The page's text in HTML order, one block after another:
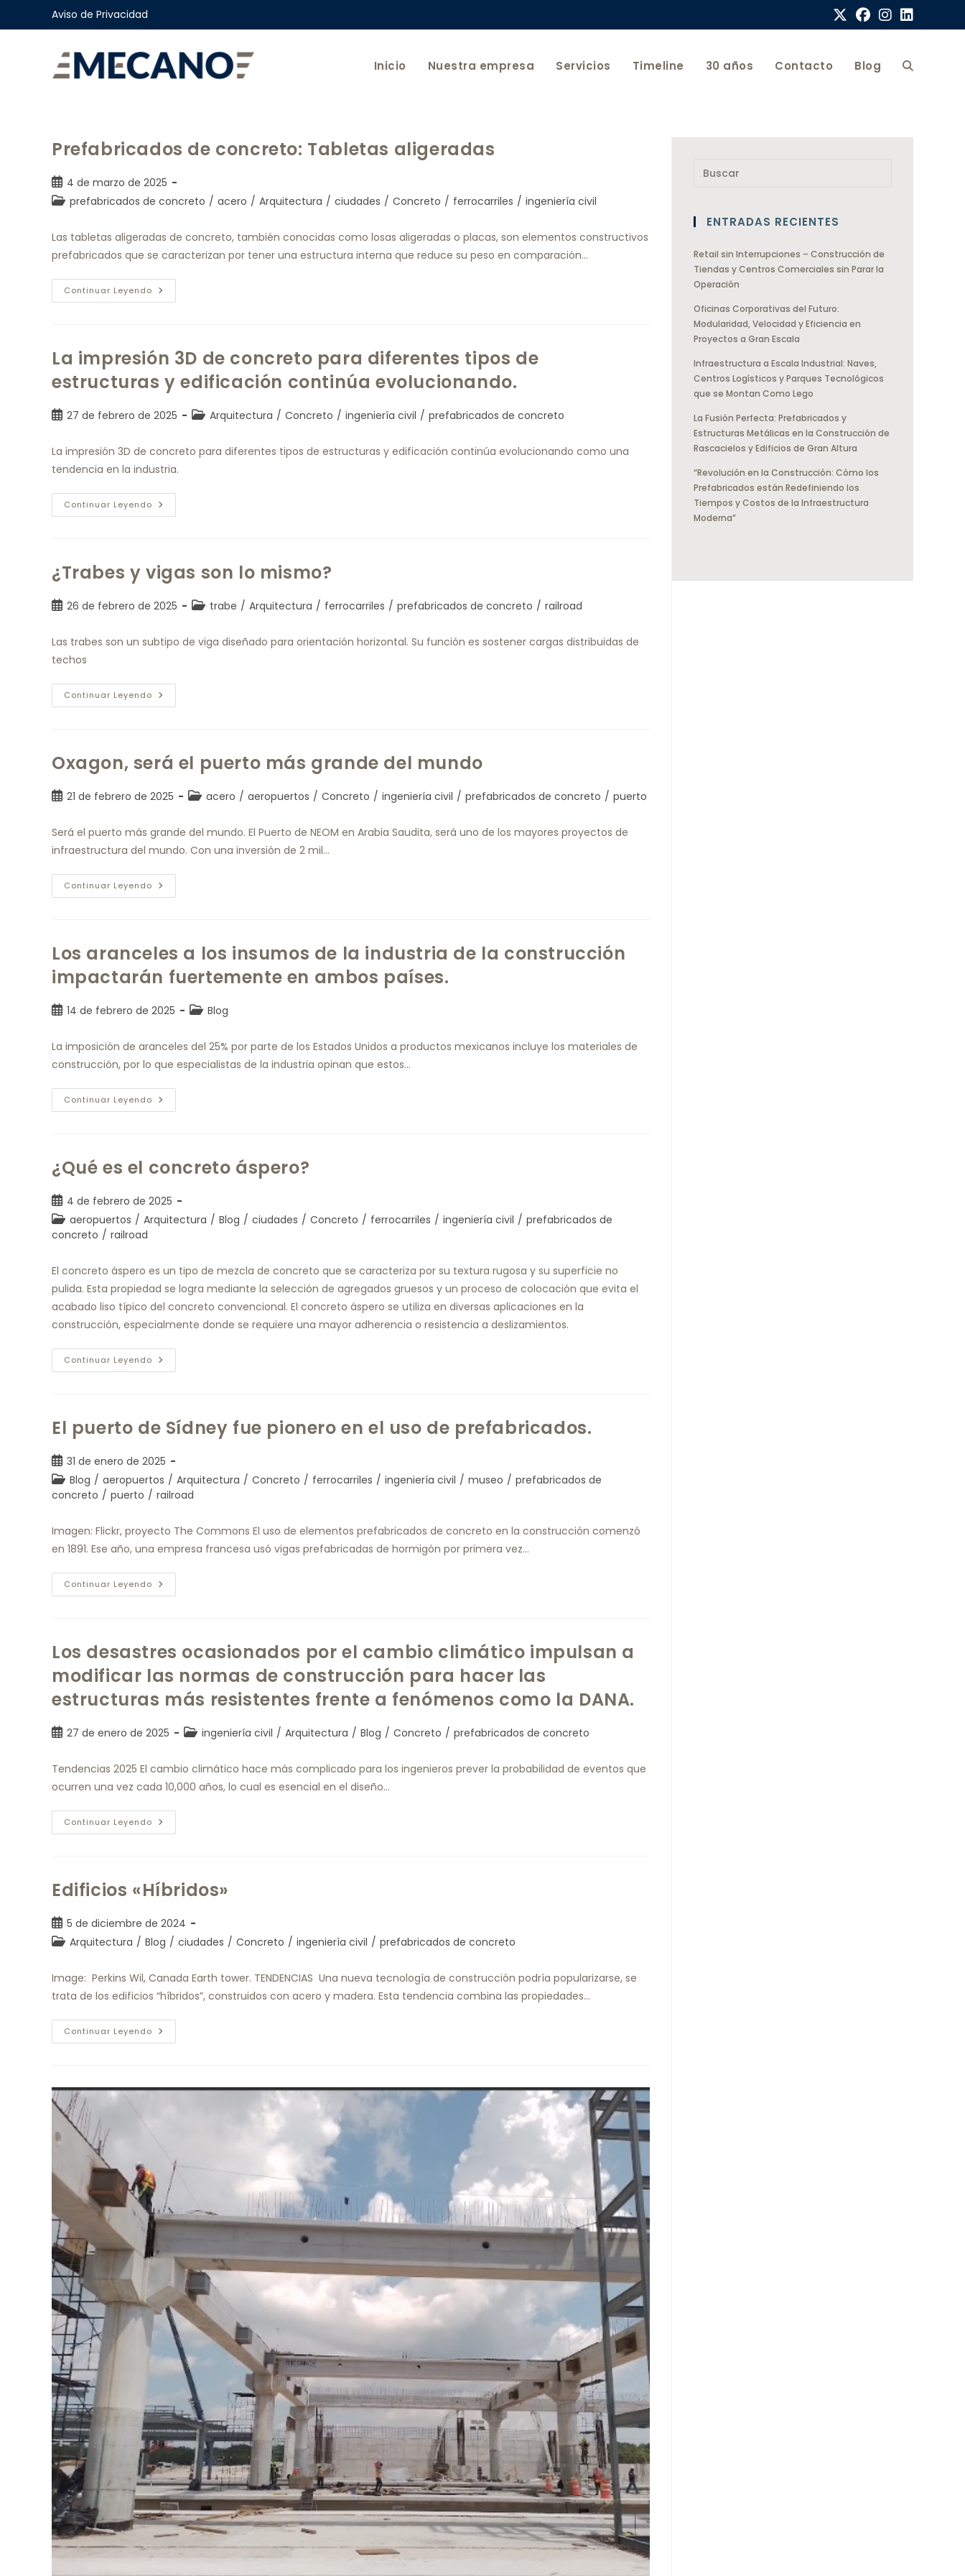
Aviso de Privacidad
Inicio Nuestra empresa Servicios Timeline 30 años Contacto Blog
Prefabricados de concreto: Tabletas aligeradas
4 de marzo de 2025
prefabricados de concreto / acero / Arquitectura / ciudades / Concreto / ferrocarriles / ingeniería civil
Las tabletas aligeradas de concreto, también conocidas como losas aligeradas o placas, son elementos constructivos
prefabricados que se caracterizan por tener una estructura interna que reduce su peso en comparación…
Continuar Leyendo
La impresión 3D de concreto para diferentes tipos de
estructuras y edificación continúa evolucionando.
27 de febrero de 2025 Arquitectura / Concreto / ingeniería civil / prefabricados de concreto
La impresión 3D de concreto para diferentes tipos de estructuras y edificación continúa evolucionando como una
tendencia en la industria.
Continuar Leyendo
¿Trabes y vigas son lo mismo?
26 de febrero de 2025 trabe / Arquitectura / ferrocarriles / prefabricados de concreto / railroad
Las trabes son un subtipo de viga diseñado para orientación horizontal. Su función es sostener cargas distribuidas de
techos
Continuar Leyendo
Oxagon, será el puerto más grande del mundo
21 de febrero de 2025 acero / aeropuertos / Concreto / ingeniería civil / prefabricados de concreto / puerto
Será el puerto más grande del mundo. El Puerto de NEOM en Arabia Saudita, será uno de los mayores proyectos de
infraestructura del mundo. Con una inversión de 2 mil…
Continuar Leyendo
Los aranceles a los insumos de la industria de la construcción
impactarán fuertemente en ambos países.
14 de febrero de 2025 Blog
La imposición de aranceles del 25% por parte de los Estados Unidos a productos mexicanos incluye los materiales de
construcción, por lo que especialistas de la industria opinan que estos…
Continuar Leyendo
¿Qué es el concreto áspero?
4 de febrero de 2025
aeropuertos / Arquitectura / Blog / ciudades / Concreto / ferrocarriles / ingeniería civil / prefabricados de
concreto / railroad
El concreto áspero es un tipo de mezcla de concreto que se caracteriza por su textura rugosa y su superficie no
pulida. Esta propiedad se logra mediante la selección de agregados gruesos y un proceso de colocación que evita el
acabado liso típico del concreto convencional. El concreto áspero se utiliza en diversas aplicaciones en la
construcción, especialmente donde se requiere una mayor adherencia o resistencia a deslizamientos.
Continuar Leyendo
El puerto de Sídney fue pionero en el uso de prefabricados.
31 de enero de 2025
Blog / aeropuertos / Arquitectura / Concreto / ferrocarriles / ingeniería civil / museo / prefabricados de
concreto / puerto / railroad
Imagen: Flickr, proyecto The Commons El uso de elementos prefabricados de concreto en la construcción comenzó
en 1891. Ese año, una empresa francesa usó vigas prefabricadas de hormigón por primera vez…
Continuar Leyendo
Los desastres ocasionados por el cambio climático impulsan a
modificar las normas de construcción para hacer las
estructuras más resistentes frente a fenómenos como la DANA.
27 de enero de 2025 ingeniería civil / Arquitectura / Blog / Concreto / prefabricados de concreto
Tendencias 2025 El cambio climático hace más complicado para los ingenieros prever la probabilidad de eventos que
ocurren una vez cada 10,000 años, lo cual es esencial en el diseño…
Continuar Leyendo
Edificios «Híbridos»
5 de diciembre de 2024
Arquitectura / Blog / ciudades / Concreto / ingeniería civil / prefabricados de concreto
Image: Perkins Wil, Canada Earth tower. TENDENCIAS Una nueva tecnología de construcción podría popularizarse, se
trata de los edificios “híbridos”, construidos con acero y madera. Esta tendencia combina las propiedades…
Continuar Leyendo
ENTRADAS RECIENTES
Retail sin Interrupciones – Construcción de
Tiendas y Centros Comerciales sin Parar la
Operación
Oficinas Corporativas del Futuro:
Modularidad, Velocidad y Eficiencia en
Proyectos a Gran Escala
Infraestructura a Escala Industrial: Naves,
Centros Logísticos y Parques Tecnológicos
que se Montan Como Lego
La Fusión Perfecta: Prefabricados y
Estructuras Metálicas en la Construcción de
Rascacielos y Edificios de Gran Altura
“Revolución en la Construcción: Cómo los
Prefabricados están Redefiniendo los
Tiempos y Costos de la Infraestructura
Moderna”